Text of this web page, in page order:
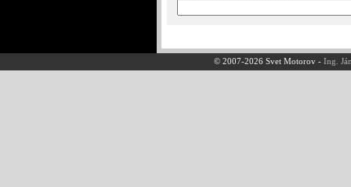
© 2007-2026 Svet Motorov -Ing.